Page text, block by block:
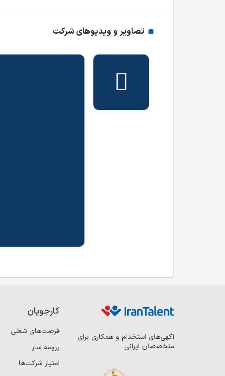
تصاویر و ویدیوهای شرکت
آگهی‌های استخدام و همکاری برای
متخصصان ایرانی
کارجویان
فرصت‌های شغلی
رزومه ساز
امتیاز شرکت‌ها